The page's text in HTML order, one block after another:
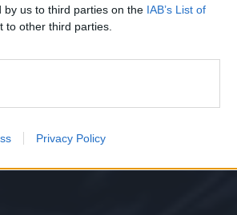
by us to third parties on the IAB’s List of
to other third parties.
Privacy Policy